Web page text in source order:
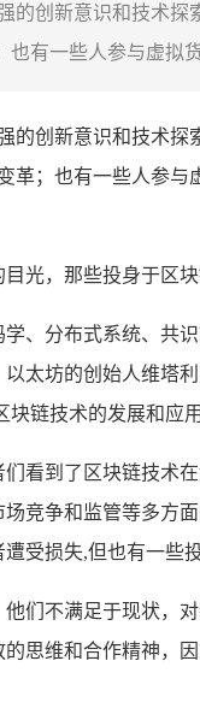
创新意识和技术
有一些人参与虚
创新意识和技术
；也有一些人参
光，那些投身于区
、分布式系统、
太坊的创始人维塔
链技术的发展和应
看到了区块链技
竞争和监管等多
受损失,但也有一些
们不满足于现状
思维和合作精神